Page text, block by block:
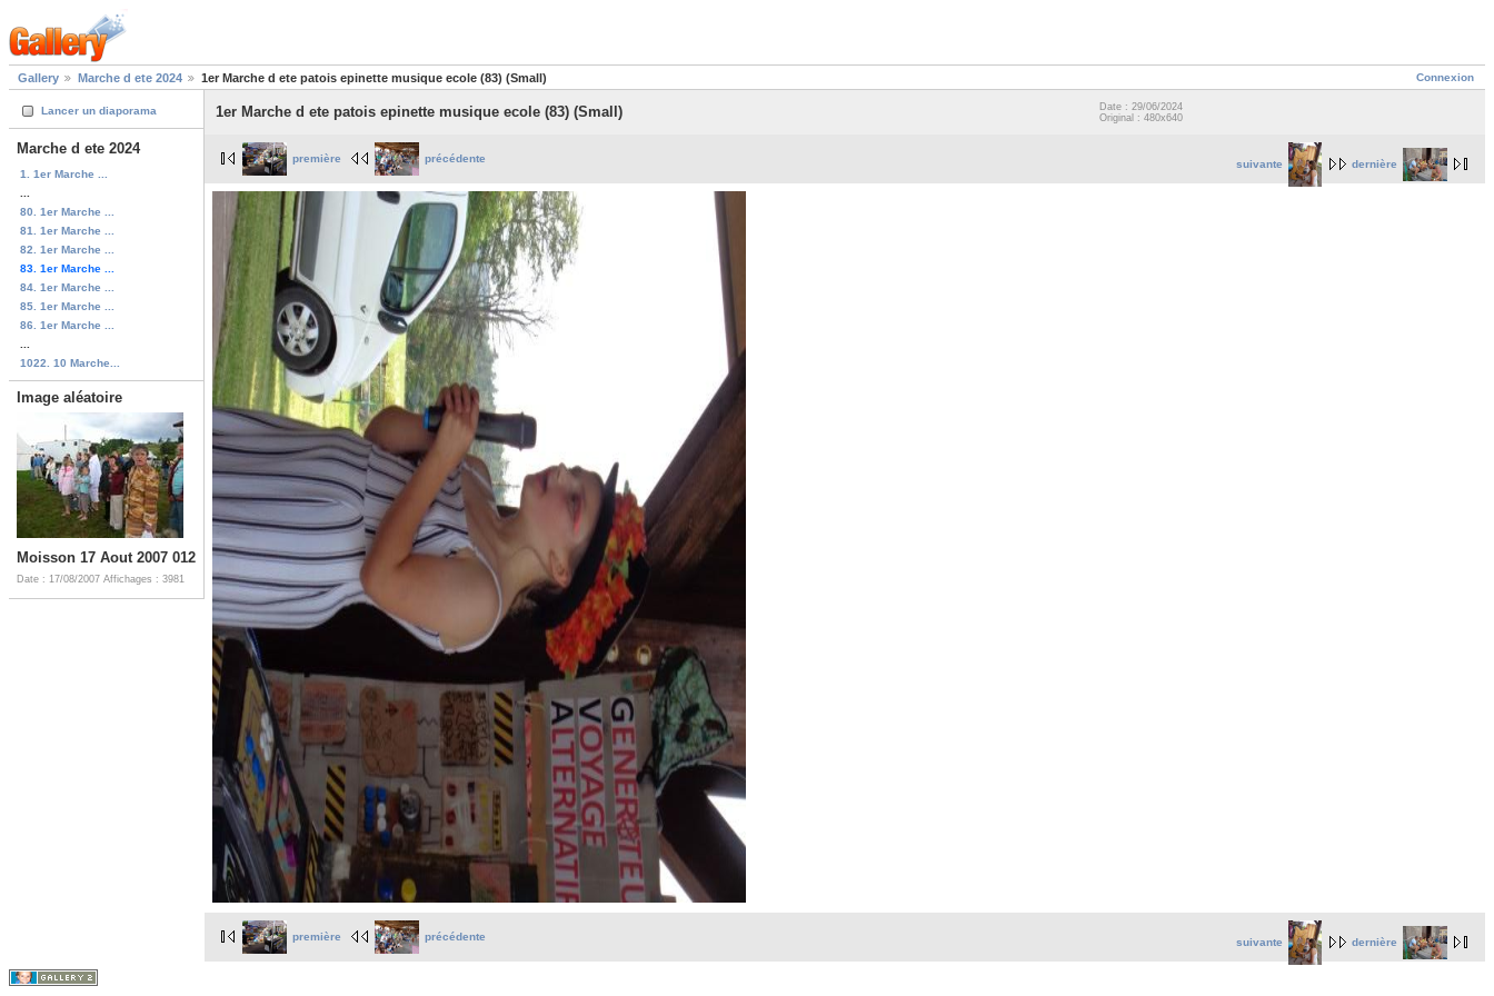
Connexion
Gallery Marche d ete 2024 1er Marche d ete patois epinette musique ecole (83) (Small)
Lancer un diaporama
Marche d ete 2024
1. 1er Marche ...
80. 1er Marche ...
81. 1er Marche ...
82. 1er Marche ...
83. 1er Marche ...
84. 1er Marche ...
85. 1er Marche ...
86. 1er Marche ...
1022. 10 Marche...
Image aléatoire
Moisson 17 Aout 2007 012
Date : 17/08/2007 Affichages : 3981
1er Marche d ete patois epinette musique ecole (83) (Small)
Date : 29/06/2024
Original : 480x640
suivante dernière
première précédente
suivante dernière
première précédente